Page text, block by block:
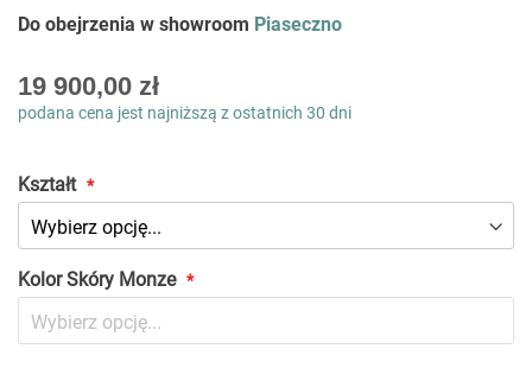
Do obejrzenia w showroom Piaseczno
As
low
19 900,00 zł
podana cena jest najniższą z ostatnich 30 dni
Kształt
Kolor Skóry Monze